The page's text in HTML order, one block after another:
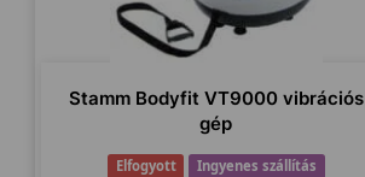
Stamm Bodyfit VT9000 vibrációs
gép
Elfogyott Ingyenes szállítás